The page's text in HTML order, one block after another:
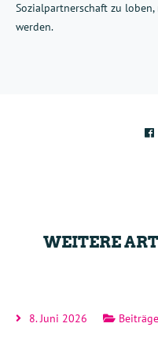
Sozialpartnerschaft zu
werden.
WEITERE
8. Juni 2026 Beiträge